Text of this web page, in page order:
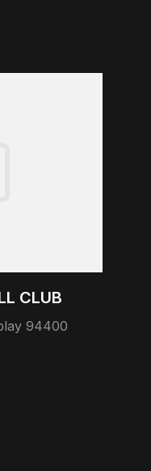
CLUB
94400